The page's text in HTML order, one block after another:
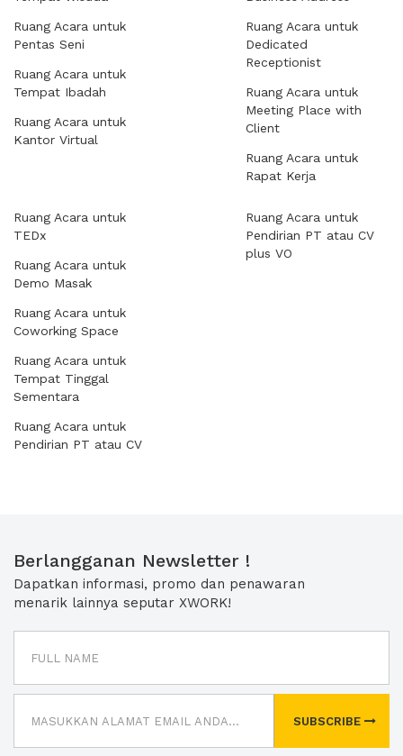
Ruang Acara untuk
Pentas Seni
Ruang Acara untuk
Tempat Ibadah
Ruang Acara untuk
Kantor Virtual
Ruang Acara untuk
Dedicated
Receptionist
Ruang Acara untuk
Meeting Place with
Client
Ruang Acara untuk
Rapat Kerja
Ruang Acara untuk
TEDx
Ruang Acara untuk
Demo Masak
Ruang Acara untuk
Coworking Space
Ruang Acara untuk
Tempat Tinggal
Sementara
Ruang Acara untuk
Pendirian PT atau CV
Ruang Acara untuk
Pendirian PT atau CV
plus VO
Berlangganan Newsletter !
Dapatkan informasi, promo dan penawaran
menarik lainnya seputar XWORK!
SUBSCRIBE